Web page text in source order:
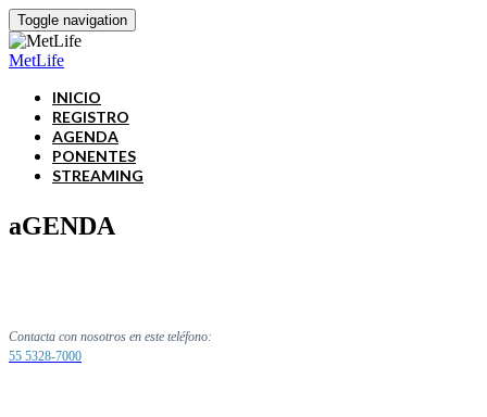
Toggle navigation
MetLife
INICIO
REGISTRO
AGENDA
PONENTES
STREAMING
aGENDA
Contacta con nosotros en este teléfono:
55 5328-7000